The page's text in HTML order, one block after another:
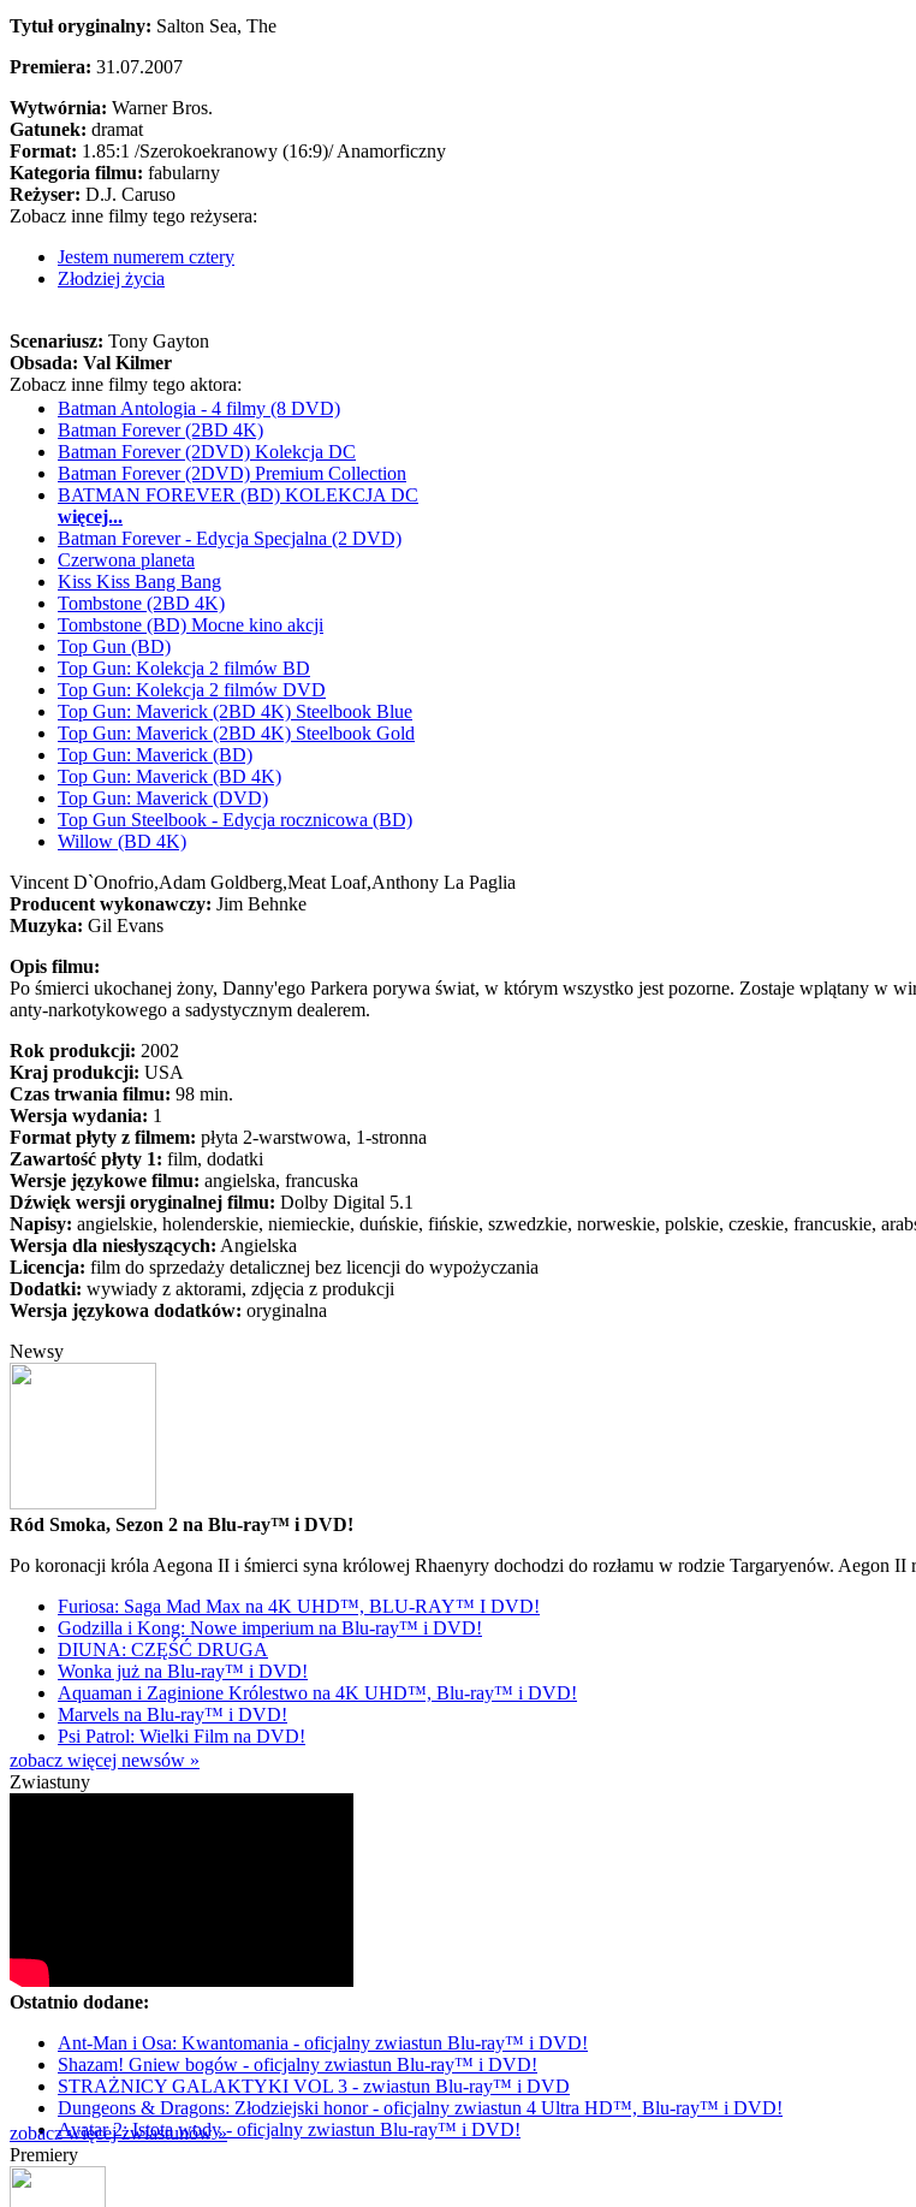
Tytuł oryginalny: Salton Sea, The
Premiera: 31.07.2007
Wytwórnia: Warner Bros.
Gatunek: dramat
Format: 1.85:1 /Szerokoekranowy (16:9)/Anamorficzny
Kategoria filmu: fabularny
Reżyser: D.J. Caruso
Zobacz inne filmy tego reżysera:
Jestem numerem cztery
Złodziej życia
Scenariusz: Tony Gayton
Obsada: Val Kilmer
Zobacz inne filmy tego aktora:
Batman Antologia - 4 filmy (8 DVD)
Batman Forever (2BD 4K)
Batman Forever (2DVD) Kolekcja DC
Batman Forever (2DVD) Premium Collection
BATMAN FOREVER (BD) KOLEKCJA DC
więcej...
Batman Forever - Edycja Specjalna (2 DVD)
Czerwona planeta
Kiss Kiss Bang Bang
Tombstone (2BD 4K)
Tombstone (BD) Mocne kino akcji
Top Gun (BD)
Top Gun: Kolekcja 2 filmów BD
Top Gun: Kolekcja 2 filmów DVD
Top Gun: Maverick (2BD 4K) Steelbook Blue
Top Gun: Maverick (2BD 4K) Steelbook Gold
Top Gun: Maverick (BD)
Top Gun: Maverick (BD 4K)
Top Gun: Maverick (DVD)
Top Gun Steelbook - Edycja rocznicowa (BD)
Willow (BD 4K)
Vincent D`Onofrio,Adam Goldberg,Meat Loaf,Anthony La Paglia
Producent wykonawczy: Jim Behnke
Muzyka: Gil Evans
Opis filmu:
Po śmierci ukochanej żony, Danny'ego Parkera porywa świat, w którym wszystko jest pozorne. Zostaje wplątany w
anty-narkotykowego a sadystycznym dealerem.
Rok produkcji: 2002
Kraj produkcji: USA
Czas trwania filmu: 98 min.
Wersja wydania: 1
Format płyty z filmem: płyta 2-warstwowa, 1-stronna
Zawartość płyty 1: film, dodatki
Wersje językowe filmu: angielska, francuska
Dźwięk wersji oryginalnej filmu: Dolby Digital 5.1
Napisy: angielskie, holenderskie, niemieckie, duńskie, fińskie, szwedzkie, norweskie, polskie, czeskie, francuskie,
Wersja dla niesłyszących: Angielska
Licencja: film do sprzedaży detalicznej bez licencji do wypożyczania
Dodatki: wywiady z aktorami, zdjęcia z produkcji
Wersja językowa dodatków: oryginalna
Newsy
Ród Smoka, Sezon 2 na Blu-ray™ i DVD!
Po koronacji króla Aegona II i śmierci syna królowej Rhaenyry dochodzi do rozłamu w rodzie Targaryenów. Aegon II
Furiosa: Saga Mad Max na 4K UHD™, BLU-RAY™ I DVD!
Godzilla i Kong: Nowe imperium na Blu-ray™ i DVD!
DIUNA: CZĘŚĆ DRUGA
Wonka już na Blu-ray™ i DVD!
Aquaman i Zaginione Królestwo na 4K UHD™, Blu-ray™ i DVD!
Marvels na Blu-ray™ i DVD!
Psi Patrol: Wielki Film na DVD!
zobacz więcej newsów »
Zwiastuny
Ostatnio dodane:
Ant-Man i Osa: Kwantomania - oficjalny zwiastun Blu-ray™ i DVD!
Shazam! Gniew bogów - oficjalny zwiastun Blu-ray™ i DVD!
STRAŻNICY GALAKTYKI VOL 3 - zwiastun Blu-ray™ i DVD
Dungeons & Dragons: Złodziejski honor - oficjalny zwiastun 4 Ultra HD™, Blu-ray™ i DVD!
Avatar 2: Istota wody - oficjalny zwiastun Blu-ray™ i DVD!
zobacz więcej zwiastunów »
Premiery